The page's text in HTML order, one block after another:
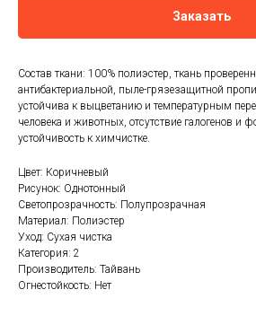
Заказать
Состав ткани: 100% полиэстер, ткань
антибактериальной, пыле-грязезащитной
устойчива к выцветанию и температурным
человека и животных, отсутствие галогенов и
устойчивость к химчистке.
Цвет: Коричневый
Рисунок: Однотонный
Светопрозрачность: Полупрозрачная
Материал: Полиэстер
Уход: Сухая чистка
Категория: 2
Производитель: Тайвань
Огнестойкость: Нет